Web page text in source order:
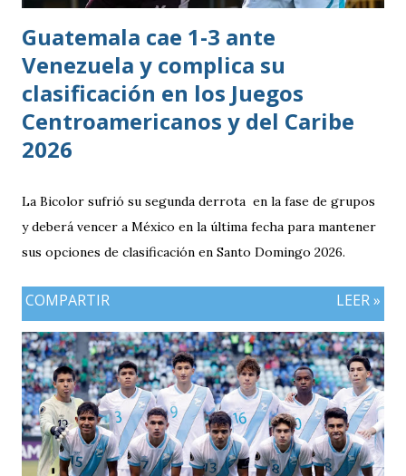
Guatemala cae 1-3 ante
Venezuela y complica su
clasificación en los Juegos
Centroamericanos y del Caribe
2026
La Bicolor sufrió su segunda derrota en la fase de grupos
y deberá vencer a México en la última fecha para mantener
sus opciones de clasificación en Santo Domingo 2026.
COMPARTIR LEER »